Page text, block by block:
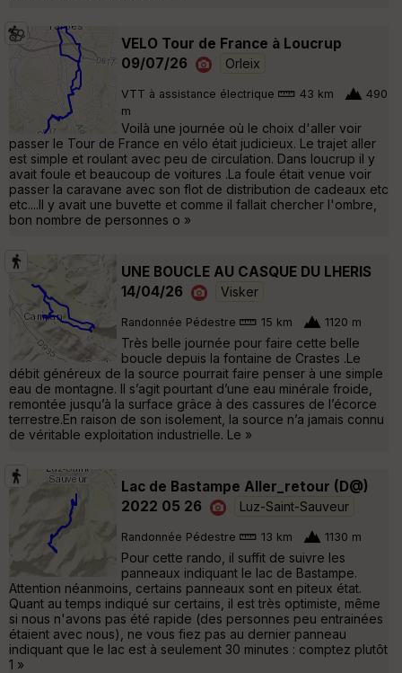
VELO Tour de France à Loucrup
09/07/26
Orleix
VTT à assistance électrique 43 km
490
m
Voilà une journée où le choix d'aller voir
passer le Tour de France en vélo était judicieux. Le trajet aller
est simple et roulant avec peu de circulation. Dans loucrup il y
avait foule et beaucoup de voitures .La foule était venue voir
passer la caravane avec son flot de distribution de cadeaux etc
etc....Il y avait une buvette et comme il fallait chercher l'ombre,
bon nombre de personnes o »
UNE BOUCLE AU CASQUE DU LHERIS
14/04/26
Visker
Randonnée Pédestre 15 km 1120 m
Très belle journée pour faire cette belle
boucle depuis la fontaine de Crastes .Le
débit généreux de la source pourrait faire penser à une simple
eau de montagne. Il s’agit pourtant d’une eau minérale froide,
remontée jusqu’à la surface grâce à des cassures de l’écorce
terrestre.En raison de son isolement, la source n’a jamais connu
de véritable exploitation industrielle. Le »
Lac de Bastampe Aller_retour (D@)
2022 05 26
Luz-Saint-Sauveur
Randonnée Pédestre 13 km 1130 m
Pour cette rando, il suffit de suivre les
panneaux indiquant le lac de Bastampe.
Attention néanmoins, certains panneaux sont en piteux état.
Quant au temps indiqué sur certains, il est très optimiste, même
si nous n'avons pas été rapide (des personnes peu entrainées
étaient avec nous), ne vous fiez pas au dernier panneau
indiquant que le lac est à seulement 30 minutes : comptez plutôt
1 »